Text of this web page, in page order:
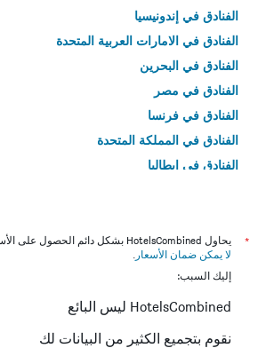
الفنادق في إندونيسيا
الفنادق في الامارات العربية المتحدة
الفنادق في البحرين
الفنادق في مصر
الفنادق في فرنسا
الفنادق في المملكة المتحدة
الفنادق في إيطاليا
*
يحاول HotelsCombined بشكل دائم الحصول على الأسعار الدقيقة، ولكن
لا يمكن ضمان الأسعار .
إليك السبب:
HotelsCombined ليس البائع
نقوم بتجميع الكثير من البيانات لك